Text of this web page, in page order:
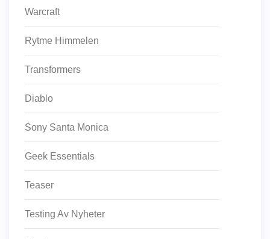
Warcraft
Rytme Himmelen
Transformers
Diablo
Sony Santa Monica
Geek Essentials
Teaser
Testing Av Nyheter